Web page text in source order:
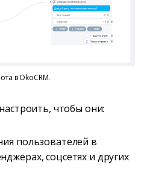
в OkoCRM.
чтобы они:
пользователей в
соцсетях и других